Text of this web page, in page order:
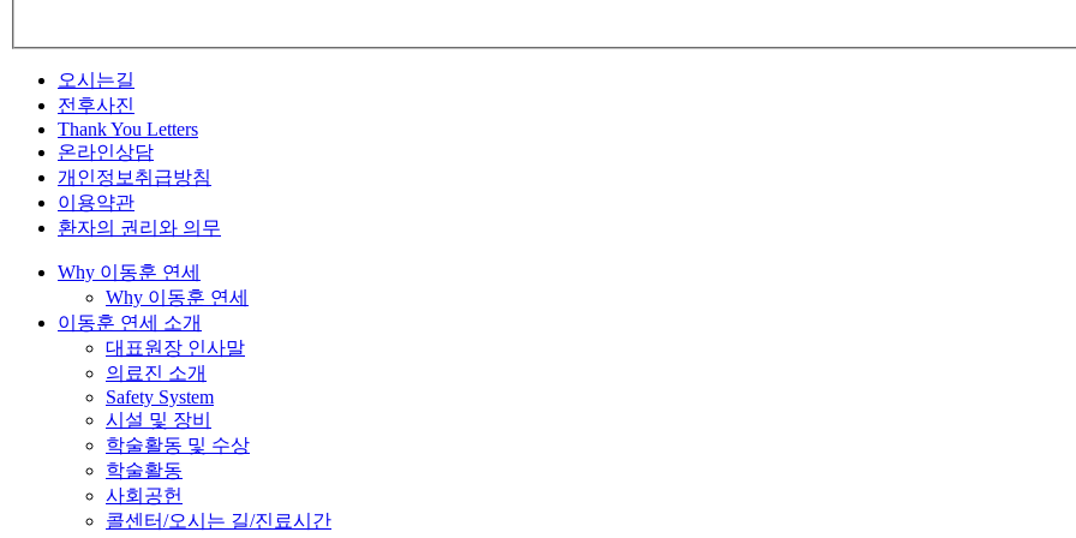
오시는길
전후사진
Thank You Letters
온라인상담
개인정보취급방침
이용약관
환자의 권리와 의무
Why 이동훈 연세
Why 이동훈 연세
이동훈 연세 소개
대표원장 인사말
의료진 소개
Safety System
시설 및 장비
학술활동 및 수상
학술활동
사회공헌
콜센터/오시는 길/진료시간